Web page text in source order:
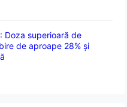
Doza superioară de
de aproape 28% și